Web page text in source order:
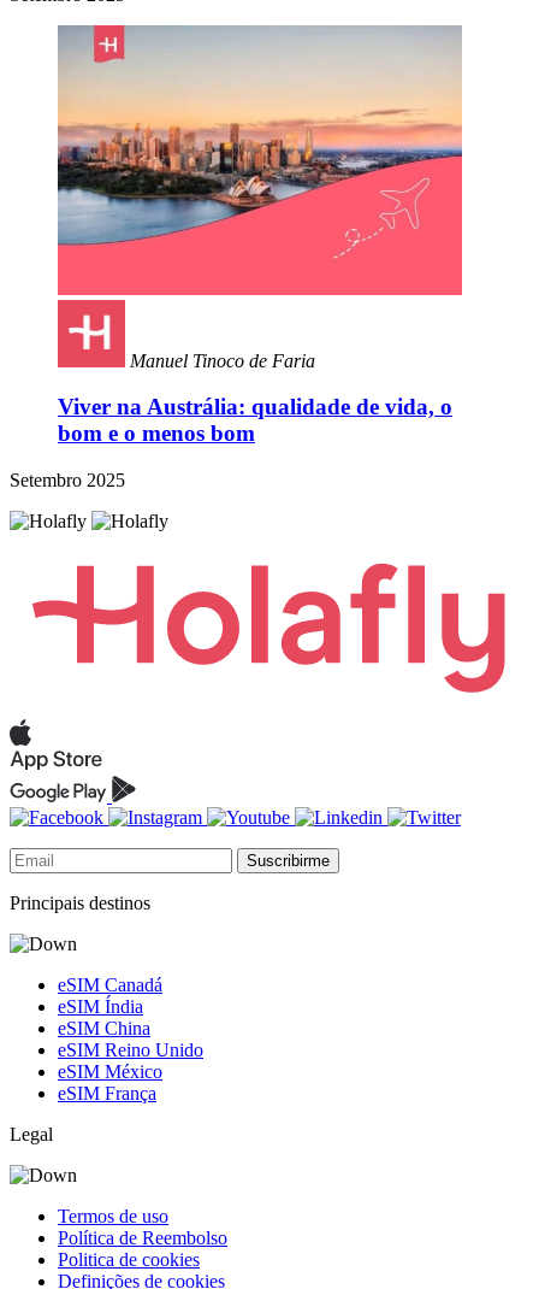
Manuel Tinoco de Faria
Viver na Austrália: qualidade de vida, o
bom e o menos bom
Setembro 2025
Suscribirme
Principais destinos
eSIM Canadá
eSIM Índia
eSIM China
eSIM Reino Unido
eSIM México
eSIM França
Legal
Termos de uso
Política de Reembolso
Politica de cookies
Definições de cookies